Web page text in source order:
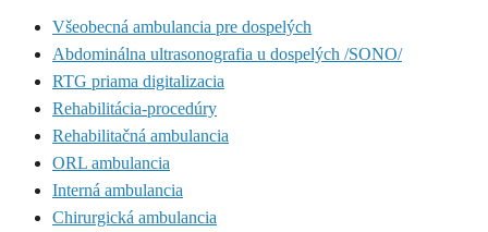
Všeobecná ambulancia pre dospelých
Abdominálna ultrasonografia u dospelých /SONO/
RTG priama digitalizacia
Rehabilitácia-procedúry
Rehabilitačná ambulancia
ORL ambulancia
Interná ambulancia
Chirurgická ambulancia